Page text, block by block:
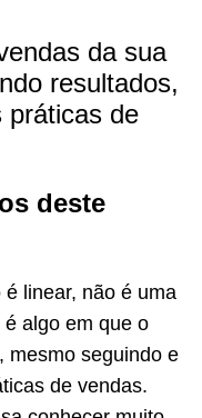
da sua
resultados,
práticas de
deste
é linear, não é uma
algo em que o
mesmo seguindo e
de vendas.